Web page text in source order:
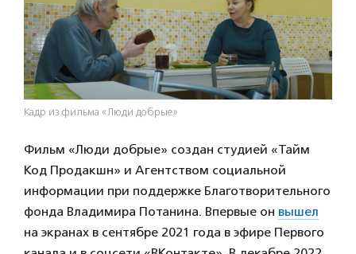
Кадр из фильма «Люди добрые»
Фильм «Люди добрые» создан студией «Тайм
Код Продакшн» и Агентством социальной
информации при поддержке Благотворительного
фонда Владимира Потанина. Впервые он вышел
на экранах в сентябре 2021 года в эфире Первого